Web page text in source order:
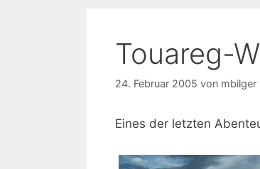
Touareg-
24. Februar 2005 von mbilger
Eines der letzten